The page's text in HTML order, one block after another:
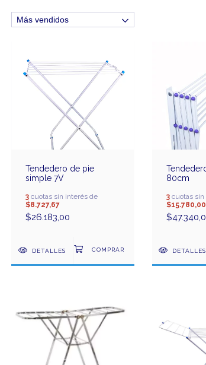
Tendedero de pie
simple 7V
3 cuotas sin interés de
$8.727,67
$26.183,00
DETALLES
80cm
3cuotas sin
$15.780,00
DETALLES